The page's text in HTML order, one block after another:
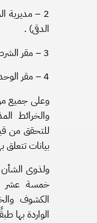
الدقى) .
3 – مقر الشرطة .
4 – مقر الوحدة المحلية .
وعلى جميع
والخرائط
للتحقق من
بيانات تتعلق
ولذوى
خمسة عشر
الكشوف
الواردة بها